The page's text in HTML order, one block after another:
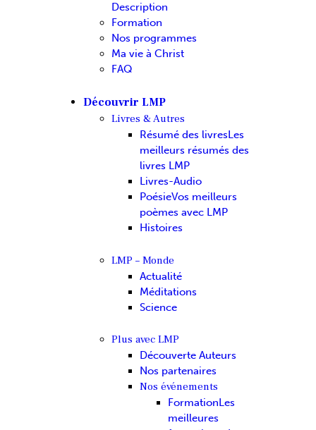
Description
Formation
Nos programmes
Ma vie à Christ
FAQ
Découvrir LMP
Livres & Autres
Résumé des livresLes
meilleurs résumés des
livres LMP
Livres-Audio
PoésieVos meilleurs
poèmes avec LMP
Histoires
LMP – Monde
Actualité
Méditations
Science
Plus avec LMP
Découverte Auteurs
Nos partenaires
Nos événements
FormationLes
meilleures